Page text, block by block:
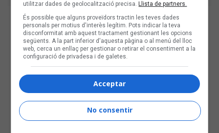
utilitzar dades de geolocalització precisa. Llista de partners.
És possible que alguns proveïdors tractin les teves dades
personals per motius d'interès legítim. Pots indicar la teva
disconformitat amb aquest tractament gestionant les opcions
següents. A la part inferior d'aquesta pàgina o al menú del lloc
web, cerca un enllaç per gestionar o retirar el consentiment a la
configuració de privadesa i de galetes.
Acceptar
No consentir